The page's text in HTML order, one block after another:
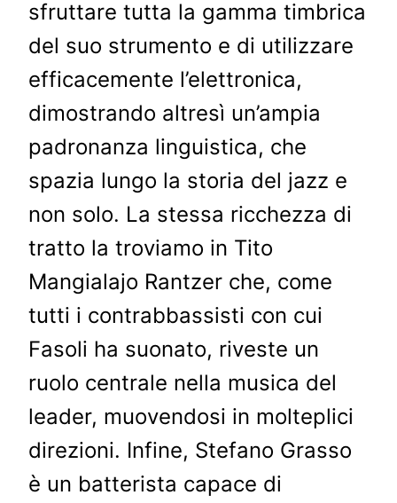
sfruttare tutta la gamma timbrica
del suo strumento e di utilizzare
efficacemente l’elettronica,
dimostrando altresì un’ampia
padronanza linguistica, che
spazia lungo la storia del jazz e
non solo. La stessa ricchezza di
tratto la troviamo in Tito
Mangialajo Rantzer che, come
tutti i contrabbassisti con cui
Fasoli ha suonato, riveste un
ruolo centrale nella musica del
leader, muovendosi in molteplici
direzioni. Infine, Stefano Grasso
è un batterista capace di